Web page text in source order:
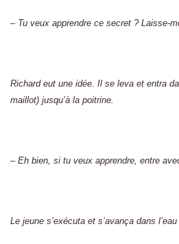
– Tu veux apprendre ce secret ? Laisse-
Richard eut une idée. Il se leva et entra
maillot) jusqu’à la poitrine.
– Eh bien, si tu veux apprendre, entre
Le jeune s’exécuta et s’avança dans l’eau